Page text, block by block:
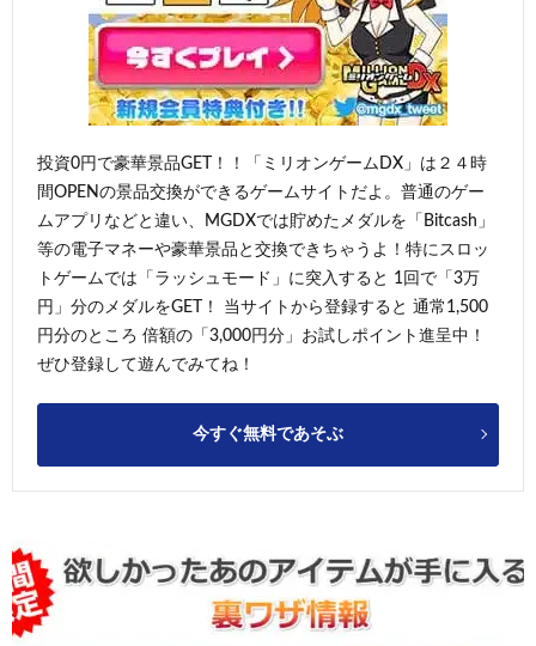
投資0円で豪華景品GET！！「ミリオンゲームDX」は２４時
間OPENの景品交換ができるゲームサイトだよ。普通のゲー
ムアプリなどと違い、MGDXでは貯めたメダルを「Bitcash」
等の電子マネーや豪華景品と交換できちゃうよ！特にスロッ
トゲームでは「ラッシュモード」に突入すると 1回で「3万
円」分のメダルをGET！ 当サイトから登録すると 通常1,500
円分のところ 倍額の「3,000円分」お試しポイント進呈中！
ぜひ登録して遊んでみてね！
今すぐ無料であそぶ